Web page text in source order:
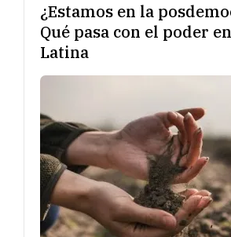
¿Estamos en la
Qué pasa con el poder
Latina